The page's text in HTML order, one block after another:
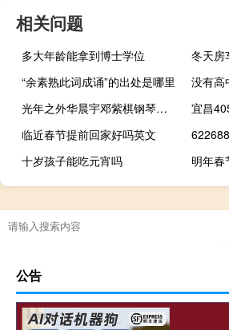
相关问题
多大年龄能拿到博士学位
冬天房
“余素熟此词成诵”的出处是哪里
光年之外华晨宇邓紫棋钢琴谱（光年之外华晨宇邓紫棋）
宜昌
临近春节提前回家好吗英文
十岁孩子能吃元宵吗
明年春
公告